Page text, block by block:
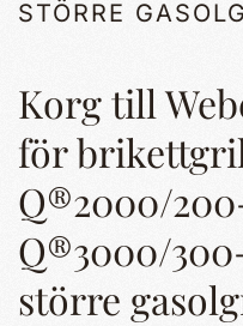
STÖRRE
Korg till
för
Q®2000/
Q®3000/
större